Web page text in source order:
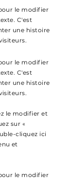
le modifier
C'est
une histoire
le modifier
C'est
une histoire
le modifier et
sur «
cliquez ici
et
le modifier